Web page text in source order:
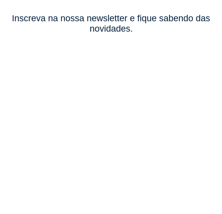
Inscreva na nossa newsletter e fique sabendo das
novidades.